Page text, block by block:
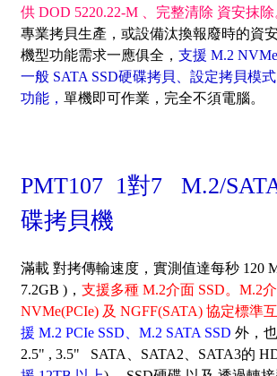
供 DOD 5220.22-M 、完整清除 資安抹除
專業拷貝生產，或設備汰換報廢時的資
機型功能需求一應俱全， 支援 M.2
一般 SATA SSD硬碟拷貝、設定拷貝模
功能， 單機即可作業，完全不須電腦。
PMT107 1對7 M.2/
碟拷貝機
滿載 對拷傳輸速度，實測值達每秒 120
7.2GB )， 支援多種 M.2介面 SSD。M.2
NVMe(PCIe) 及 NGFF(SATA) 協定標準互
援 M.2 PCIe SSD、M.2 SATA SSD 外，
2.5" , 3.5" SATA、SATA2、SATA3的